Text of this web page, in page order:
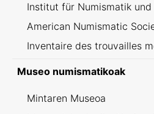
Institut für Numismatik
American Numismatic
Inventaire des trouvailles
Museo numismatikoak
Mintaren Museoa